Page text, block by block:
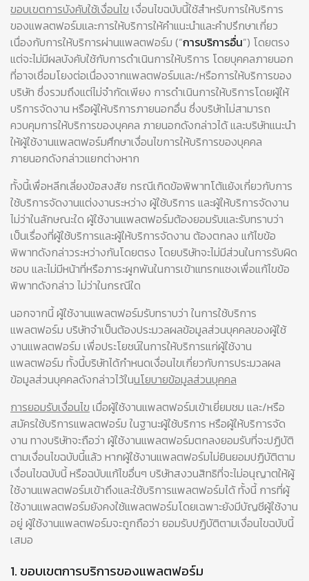
ขอบเขตการบังคับใช้เงื่อนไข เงื่อนไขฉบับนี้ใช้สำหรับการให้บริการ
ของแพลตฟอร์มและการให้บริการให้คำแนะนำและคำปรึกษาเกี่ยว
เนื่องกับการให้บริการผ่านแพลตฟอร์ม (“การบริการอื่น”) โดยตรง
แต่จะไม่มีผลบังคับใช้กับการดำเนินการให้บริการ โดยบุคคลภายนอก
ที่อาจเชื่อมโยงต่อเนื่องจากแพลตฟอร์มและ/หรือการให้บริการของ
บริษัท ซึ่งรวมถึงแต่ไม่จำกัดเพียง การดำเนินการให้บริการโดยผู้ให้
บริการจัดงาน หรือผู้ให้บริการภายนอกอื่น ซึ่งบริษัทไม่สามารถ
ควบคุมการให้บริการของบุคคล ภายนอกดังกล่าวได้ และบริษัทแนะนำ
ให้ผู้ใช้งานแพลตฟอร์มศึกษาเงื่อนไขการให้บริการของบุคคล
ภายนอกดังกล่าวแยกต่างหาก
ทั้งนี้เพื่อหลีกเลี่ยงข้อสงสัย กรณีเกิดข้อพิพาทโต้แย้งเกี่ยวกับการ
ใช้บริการจัดงานแต่งงานระหว่าง ผู้ใช้บริการ และผู้ให้บริการจัดงาน
ไม่ว่าในลักษณะใด ผู้ใช้งานแพลตฟอร์มต้องยอมรับและรับทราบว่า
เป็นเรื่องที่ผู้ใช้บริการและผู้ให้บริการจัดงาน ต้องตกลง แก้ไขข้อ
พิพาทดังกล่าวระหว่างกันโดยตรง โดยบริษัทจะไม่มีส่วนในการรับผิด
ชอบ และไม่มีหน้าที่หรือภาระผูกพันในการเข้าแทรกแซงเพื่อแก้ไขข้อ
พิพาทดังกล่าว ไม่ว่าในกรณีใด
นอกจากนี้ ผู้ใช้งานแพลตฟอร์มรับทราบว่า ในการใช้บริการ
แพลตฟอร์ม บริษัทจำเป็นต้องประมวลผลข้อมูลส่วนบุคคลของผู้ใช้
งานแพลตฟอร์ม เพื่อประโยชน์ในการให้บริการแก่ผู้ใช้งาน
แพลตฟอร์ม ทั้งนี้บริษัทได้กำหนดเงื่อนไขเกี่ยวกับการประมวลผล
ข้อมูลส่วนบุคคลดังกล่าวไว้ในนโยบายข้อมูลส่วนบุคคล
การยอมรับเงื่อนไข เมื่อผู้ใช้งานแพลตฟอร์มเข้าเยี่ยมชม และ/หรือ
สมัครใช้บริการแพลตฟอร์ม ในฐานะผู้ใช้บริการ หรือผู้ให้บริการจัด
งาน ทางบริษัทจะถือว่า ผู้ใช้งานแพลตฟอร์มตกลงยอมรับที่จะปฏิบัติ
ตามเงื่อนไขฉบับนี้แล้ว หากผู้ใช้งานแพลตฟอร์มไม่ยินยอมปฏิบัติตาม
เงื่อนไขฉบับนี้ หรือฉบับแก้ไขอื่นๆ บริษัทสงวนสิทธิที่จะไม่อนุญาตให้ผู้
ใช้งานแพลตฟอร์มเข้าถึงและใช้บริการแพลตฟอร์มได้ ทั้งนี้ การที่ผู้
ใช้งานแพลตฟอร์มยังคงใช้แพลตฟอร์มโดยเฉพาะยังมีบัญชีผู้ใช้งาน
อยู่ ผู้ใช้งานแพลตฟอร์มจะถูกถือว่า ยอมรับปฏิบัติตามเงื่อนไขฉบับนี้
เสมอ
1. ขอบเขตการบริการของแพลตฟอร์ม